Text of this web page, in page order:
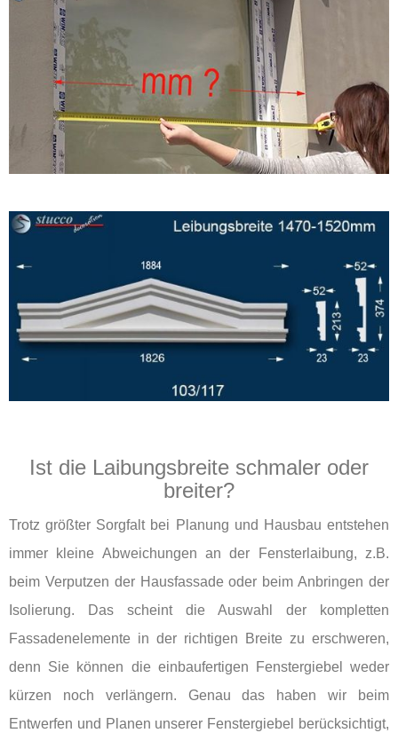
Ist die Laibungsbreite schmaler oder
breiter?
Trotz größter Sorgfalt bei Planung und Hausbau entstehen
immer kleine Abweichungen an der Fensterlaibung, z.B.
beim Verputzen der Hausfassade oder beim Anbringen der
Isolierung. Das scheint die Auswahl der kompletten
Fassadenelemente in der richtigen Breite zu erschweren,
denn Sie können die einbaufertigen Fenstergiebel weder
kürzen noch verlängern. Genau das haben wir beim
Entwerfen und Planen unserer Fenstergiebel berücksichtigt,